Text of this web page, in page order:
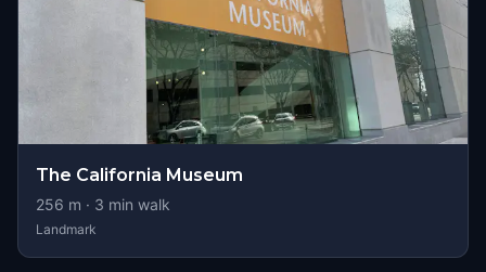
The California Museum
256 m · 3 min walk
Landmark